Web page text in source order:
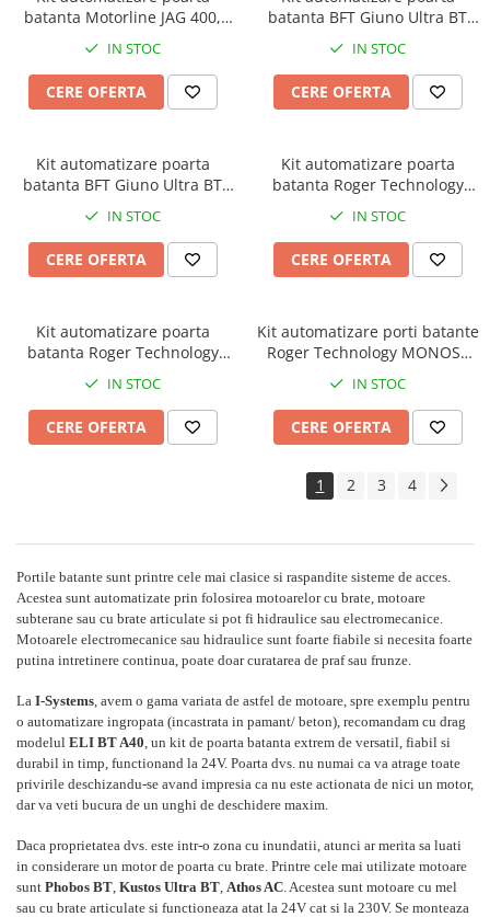
Surse Alimentare Si UPS
Testere CCTV
Stocare CCTV
Hard Disk-uri
Rețelistică & IT
Rețelistică
Routere Wireless & LAN
batanta Motorline JAG 400,
500Kg/poarta, 300W
IN STOC
CERE OFERTA
batanta BFT Giuno Ultra BT
24V
IN STOC
CERE OFERTA
Kit automatizare poarta
batanta BFT Giuno Ultra BT
24V
IN STOC
CERE OFERTA
Kit automatizare poarta
batanta Roger Technology
IN STOC
CERE OFERTA
Kit automatizare poarta
batanta Roger Technology
IN STOC
CERE OFERTA
Kit automatizare porti batante
Roger Technology MONOS4
trafic intensiv, 24V DC
IN STOC
CERE OFERTA
1 2 3 4
Portile batante sunt printre cele mai clasice si raspandite sisteme de acces.
Acestea sunt automatizate prin folosirea motoarelor cu brate, motoare
subterane sau cu brate articulate si pot fi hidraulice sau electromecanice.
Motoarele electromecanice sau hidraulice sunt foarte fiabile si necesita foarte
putina intretinere continua, poate doar curatarea de praf sau frunze.
La I-Systems, avem o gama variata de astfel de motoare, spre exemplu pentru
o automatizare ingropata (incastrata in pamant/ beton), recomandam cu drag
modelul ELI BT A40, un kit de poarta batanta extrem de versatil, fiabil si
durabil in timp, functionand la 24V. Poarta dvs. nu numai ca va atrage toate
privirile deschizandu-se avand impresia ca nu este actionata de nici un motor,
dar va veti bucura de un unghi de deschidere maxim.
Daca proprietatea dvs. este intr-o zona cu inundatii, atunci ar merita sa luati
in considerare un motor de poarta cu brate. Printre cele mai utilizate motoare
sunt Phobos BT, Kustos Ultra BT, Athos AC. Acestea sunt motoare cu mel
sau cu brate articulate si functioneaza atat la 24V cat si la 230V. Se monteaza